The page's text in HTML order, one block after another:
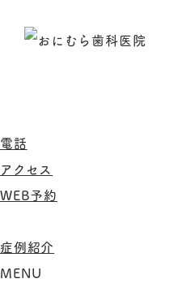
電話
アクセス
WEB予約
症例紹介
MENU